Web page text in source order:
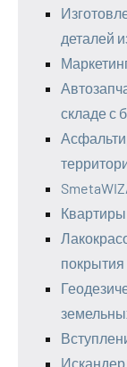
деталей
складе с
покрытия
Искандер